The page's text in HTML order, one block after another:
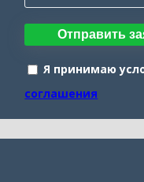
Отправить
Я принимаю
соглашения